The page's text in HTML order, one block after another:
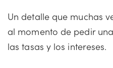
Un detalle que muchas
al momento de pedir
las tasas y los intereses.